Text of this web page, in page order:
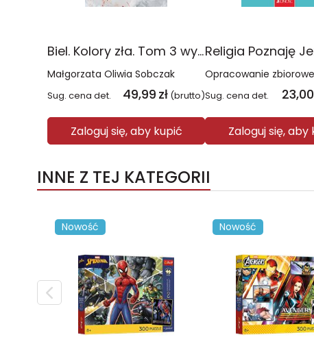
Biel. Kolory zła. Tom 3 wyd. 2025
Małgorzata Oliwia Sobczak
Sug. cena det. 49,99 zł (brutto)
Zaloguj się, aby kupić
Opracowanie zbiorowe
Sug. cena det. 23,00
Zaloguj się, aby
INNE Z TEJ KATEGORII
Nowość Nowość